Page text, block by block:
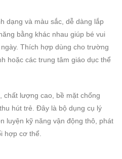
dạng và màu sắc, dễ dàng lắp
bằng khác nhau giúp bé vui
Thích hợp dùng cho trường
hoặc các trung tâm giáo dục thể
chất lượng cao, bề mặt chống
hút trẻ. Đây là bộ dụng cụ lý
luyện kỹ năng vận động thô, phát
hợp cơ thể.